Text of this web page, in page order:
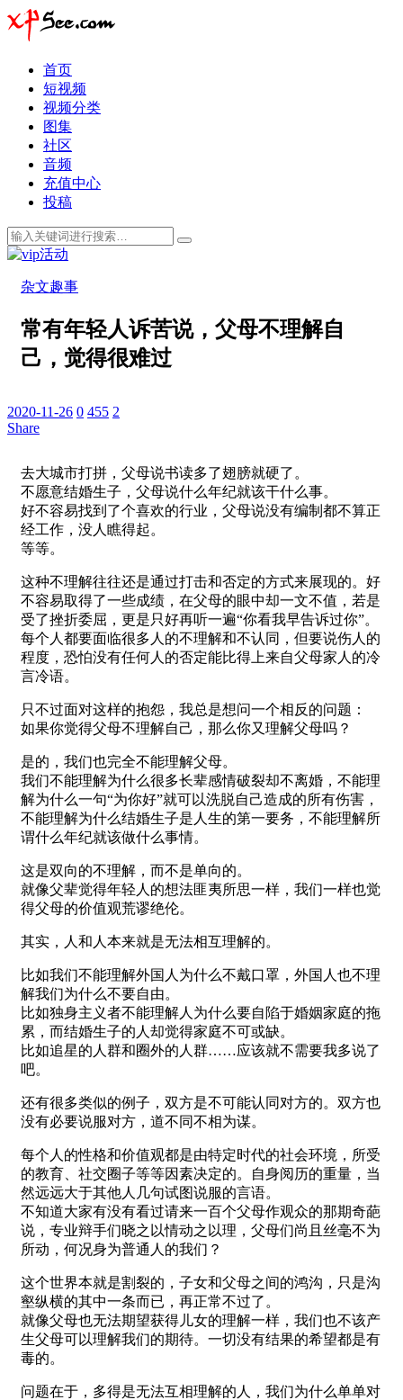
首页
短视频
视频分类
图集
社区
音频
充值中心
投稿
杂文趣事
常有年轻人诉苦说，父母不理解自
己，觉得很难过
2020-11-26 0 455 2
Share
去大城市打拼，父母说书读多了翅膀就硬了。
不愿意结婚生子，父母说什么年纪就该干什么事。
好不容易找到了个喜欢的行业，父母说没有编制都不算正
经工作，没人瞧得起。
等等。
这种不理解往往还是通过打击和否定的方式来展现的。好
不容易取得了一些成绩，在父母的眼中却一文不值，若是
受了挫折委屈，更是只好再听一遍“你看我早告诉过你”。
每个人都要面临很多人的不理解和不认同，但要说伤人的
程度，恐怕没有任何人的否定能比得上来自父母家人的冷
言冷语。
只不过面对这样的抱怨，我总是想问一个相反的问题：
如果你觉得父母不理解自己，那么你又理解父母吗？
是的，我们也完全不能理解父母。
我们不能理解为什么很多长辈感情破裂却不离婚，不能理
解为什么一句“为你好”就可以洗脱自己造成的所有伤害，
不能理解为什么结婚生子是人生的第一要务，不能理解所
谓什么年纪就该做什么事情。
这是双向的不理解，而不是单向的。
就像父辈觉得年轻人的想法匪夷所思一样，我们一样也觉
得父母的价值观荒谬绝伦。
其实，人和人本来就是无法相互理解的。
比如我们不能理解外国人为什么不戴口罩，外国人也不理
解我们为什么不要自由。
比如独身主义者不能理解人为什么要自陷于婚姻家庭的拖
累，而结婚生子的人却觉得家庭不可或缺。
比如追星的人群和圈外的人群……应该就不需要我多说了
吧。
还有很多类似的例子，双方是不可能认同对方的。双方也
没有必要说服对方，道不同不相为谋。
每个人的性格和价值观都是由特定时代的社会环境，所受
的教育、社交圈子等等因素决定的。自身阅历的重量，当
然远远大于其他人几句试图说服的言语。
不知道大家有没有看过请来一百个父母作观众的那期奇葩
说，专业辩手们晓之以情动之以理，父母们尚且丝毫不为
所动，何况身为普通人的我们？
这个世界本就是割裂的，子女和父母之间的鸿沟，只是沟
壑纵横的其中一条而已，再正常不过了。
就像父母也无法期望获得儿女的理解一样，我们也不该产
生父母可以理解我们的期待。一切没有结果的希望都是有
毒的。
问题在于，多得是无法互相理解的人，我们为什么单单对